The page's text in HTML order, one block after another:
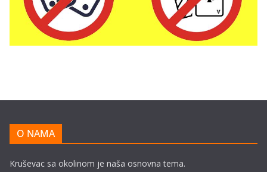
O NAMA
Kruševac sa okolinom je naša osnovna tema.